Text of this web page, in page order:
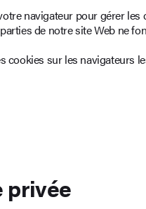
navigateur pour gérer
de notre site Web ne
cookies sur les navigateurs
privée